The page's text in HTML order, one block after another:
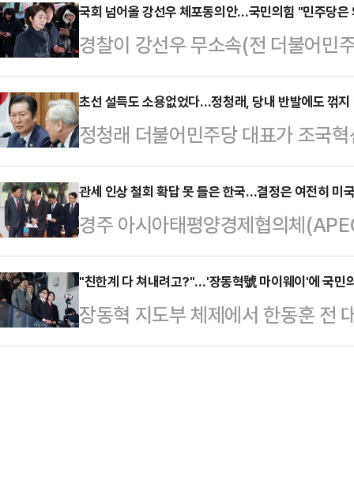
제 대책을 철회해야 마땅하다"고
에서 열린 원내대책회의에서 "이
협박에 가까운 압박을 가하고, 우려
인 표현까지 동원해 국민 편 가르기
"이 대통령은 집값 폭등으로 고통
주택 서민의 가…
국회 넘어올 강선우 체포동의안…국민의힘 "민주당은
경찰이 강선우 무소속(전 더불어민
역 의원인 강 의원의 체포동의안이
된다. 국민의힘은 강 의원 개인만을
금 의혹 전반에 대해 수사해야 한다
주진우 국민의힘 의원은 5일 페이
억원에 혐의를 한정해서 강선우·김
은 강선우가 1억 원 받은 사실을 알
다. 강선우가 다른 …
초선 설득도 소용없었다…정청래, 당내 반발에도 꺾
정청래 더불어민주당 대표가 조국
거세지자 자세를 낮췄지만, 합당 의
터 초선 의원들까지 '합당 중단' 목
거 승리에 합당이 필요하다는 입장
다. 의견이 첨예하게 엇갈리면서 결
이 나온다.정 대표는 5일 국회에서
과의 합당 추진에 대한 의견을 경청
당내 의견을…
관세 인상 철회 확답 못 들은 한국…결정은 여전히 미
경주 아시아태평양경제협의체
던 한미 관세 문제가 정치권의 최대
대통령이 투자 '약속'이 아닌 '이행'
관세 문제는 외교 현안을 넘어 정국
나 보류에 대한 미국 측의 명확한
"친한계 다 쳐내려고?"…'장동혁號 마이웨이'에 국민
장동혁 지도부 체제에서 한동훈 전
간접적인 공세가 이어지면서 국민